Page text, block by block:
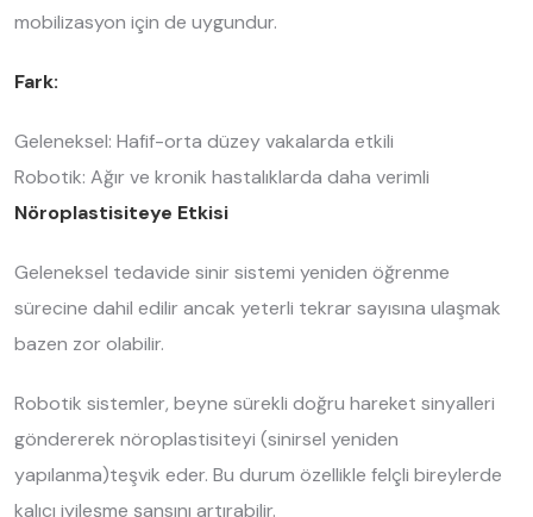
mobilizasyon için de uygundur.
Fark:
Geleneksel: Hafif-orta düzey vakalarda etkili
Robotik: Ağır ve kronik hastalıklarda daha verimli
Nöroplastisiteye Etkisi
Geleneksel tedavide sinir sistemi yeniden öğrenme
sürecine dahil edilir ancak yeterli tekrar sayısına ulaşmak
bazen zor olabilir.
Robotik sistemler, beyne sürekli doğru hareket sinyalleri
göndererek nöroplastisiteyi (sinirsel yeniden
yapılanma)teşvik eder. Bu durum özellikle felçli bireylerde
kalıcı iyileşme şansını artırabilir.